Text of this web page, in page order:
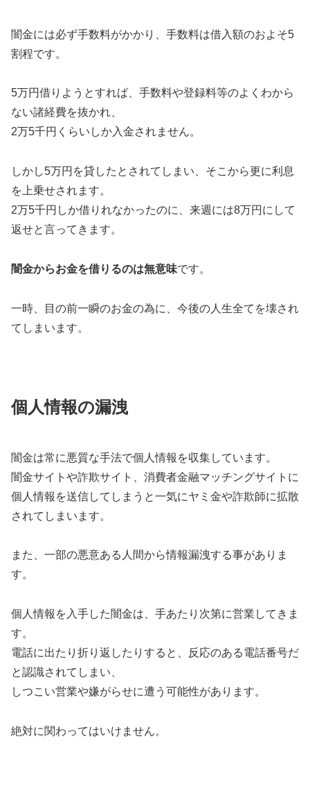
闇金には必ず手数料がかかり、手数料は借入額のおよそ5
割程です。
5万円借りようとすれば、手数料や登録料等のよくわから
ない諸経費を抜かれ、
2万5千円くらいしか入金されません。
しかし5万円を貸したとされてしまい、そこから更に利息
を上乗せされます。
2万5千円しか借りれなかったのに、来週には8万円にして
返せと言ってきます。
闇金からお金を借りるのは無意味です。
一時、目の前一瞬のお金の為に、今後の人生全てを壊され
てしまいます。
個人情報の漏洩
闇金は常に悪質な手法で個人情報を収集しています。
闇金サイトや詐欺サイト、消費者金融マッチングサイトに
個人情報を送信してしまうと一気にヤミ金や詐欺師に拡散
されてしまいます。
また、一部の悪意ある人間から情報漏洩する事がありま
す。
個人情報を入手した闇金は、手あたり次第に営業してきま
す。
電話に出たり折り返したりすると、反応のある電話番号だ
と認識されてしまい、
しつこい営業や嫌がらせに遭う可能性があります。
絶対に関わってはいけません。